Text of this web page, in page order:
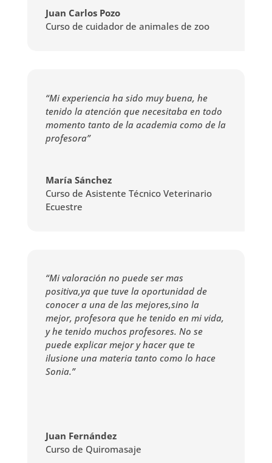
Juan Carlos Pozo
Curso de cuidador de animales de zoo
“Mi experiencia ha sido muy buena, he
tenido la atención que necesitaba en todo
momento tanto de la academia como de la
profesora”
María Sánchez
Curso de Asistente Técnico Veterinario
Ecuestre
“Mi valoración no puede ser mas
positiva,ya que tuve la oportunidad de
conocer a una de las mejores,sino la
mejor, profesora que he tenido en mi vida,
y he tenido muchos profesores. No se
puede explicar mejor y hacer que te
ilusione una materia tanto como lo hace
Sonia.”
Juan Fernández
Curso de Quiromasaje